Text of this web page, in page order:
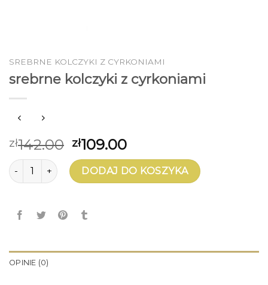
SREBRNE KOLCZYKI Z CYRKONIAMI
srebrne kolczyki z cyrkoniami
zł142.00 zł109.00
ilość srebrne kolczyki z cyrkoniami
DODAJ DO KOSZYKA
OPINIE (0)